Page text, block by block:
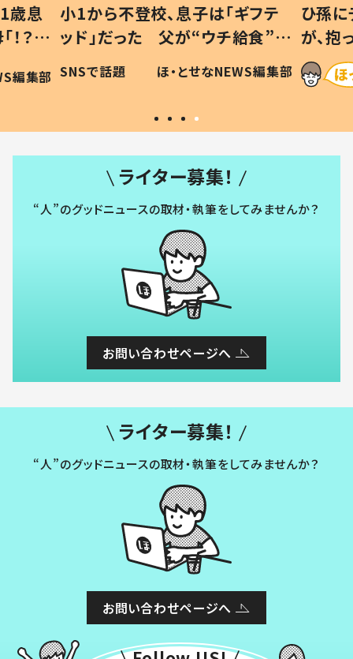
フテ
食”を
編集部
ひ孫にデレデレな80歳じいじ
が、抱っこすると…ひ孫の反応に
「涙が出ました」「可愛くて仕方な
い」
ほ・とせなNEWS編集部
ライター募集！
“人”のグッドニュースの取材・執筆をしてみませんか？
お問い合わせページへ
ライター募集！
“人”のグッドニュースの取材・執筆をしてみませんか？
お問い合わせページへ